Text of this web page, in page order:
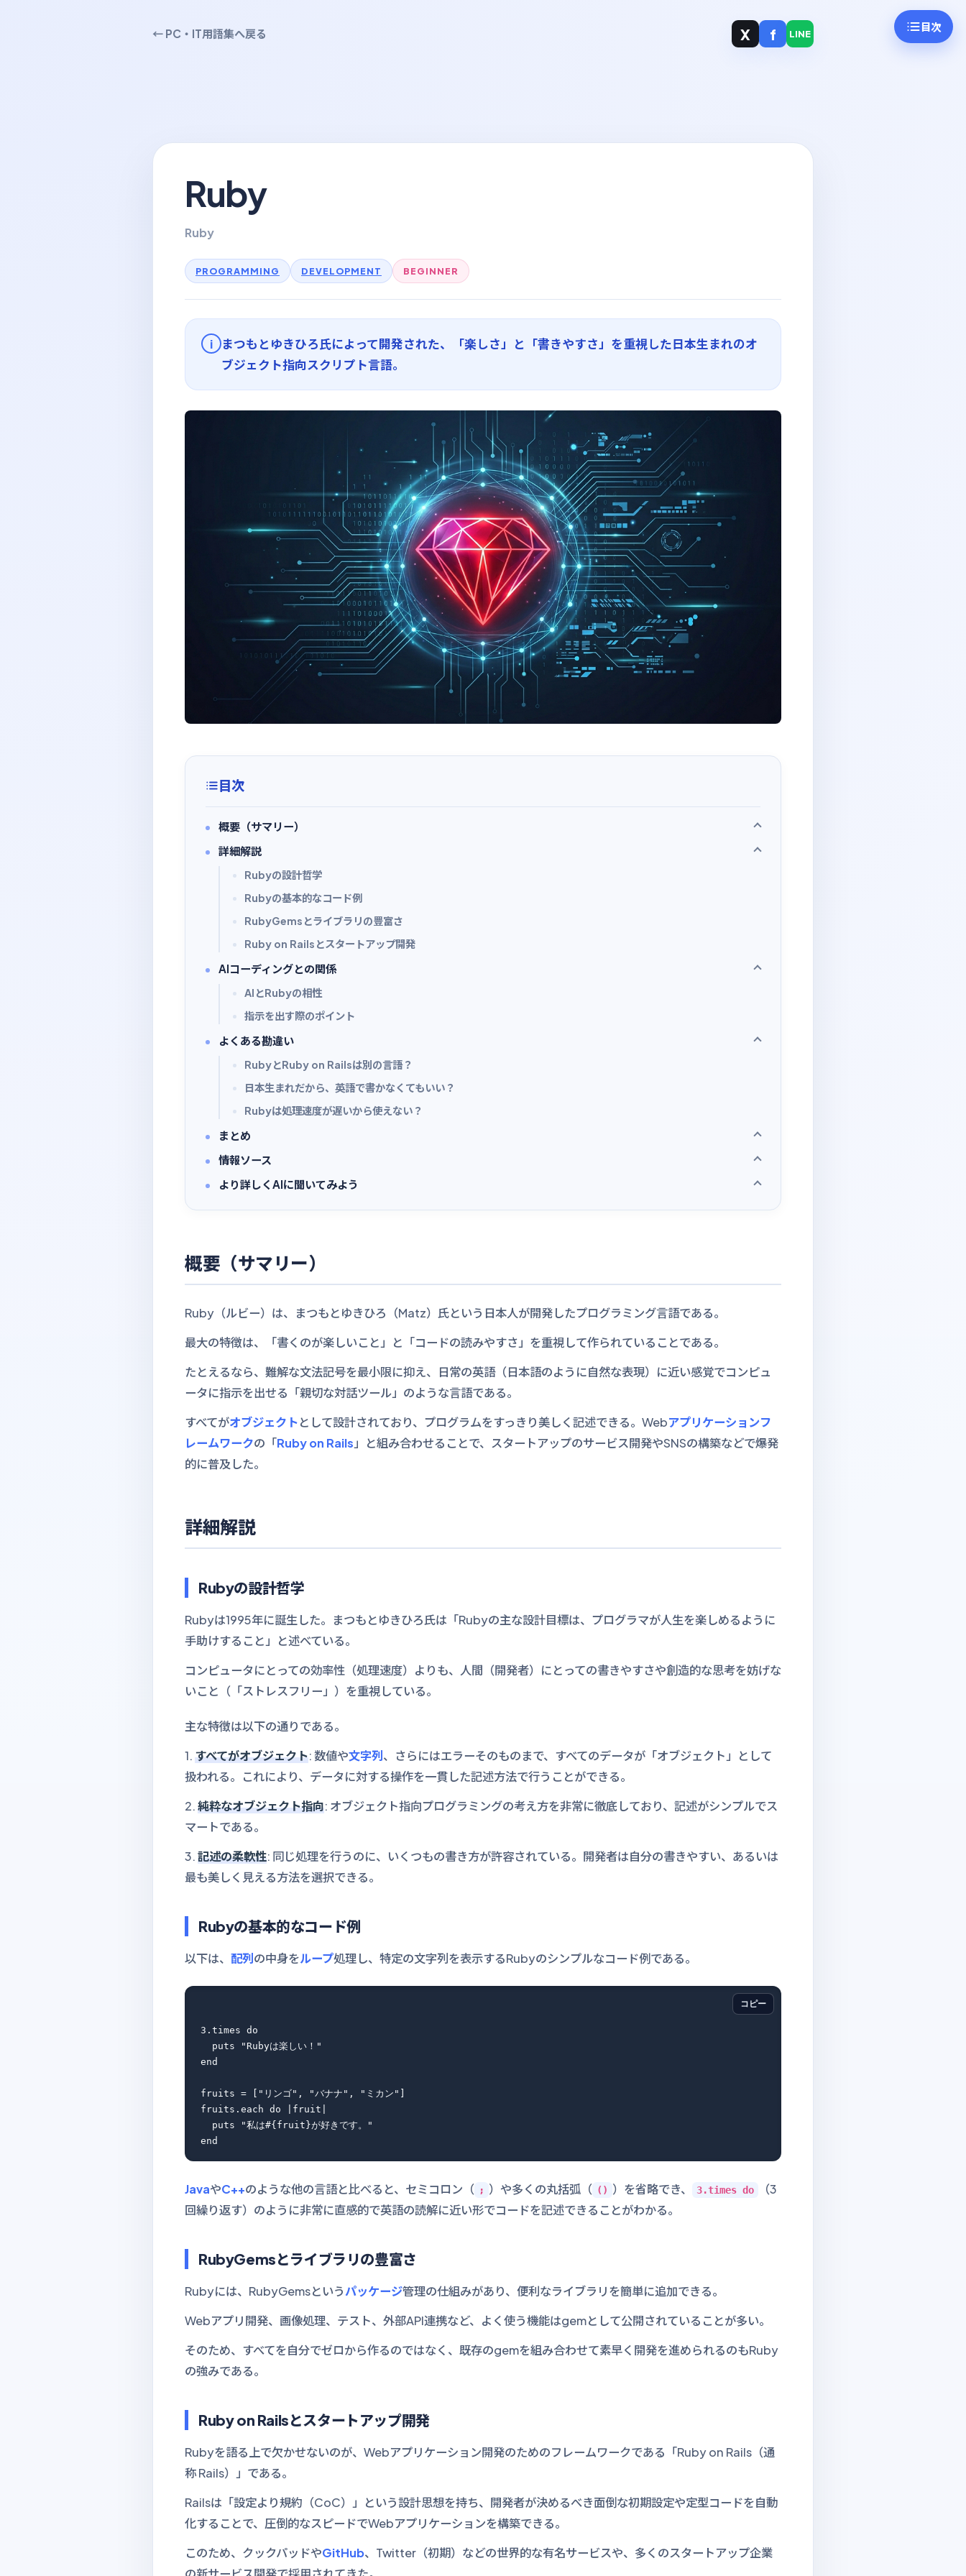
← PC・IT用語集へ戻る X f LINE
Ruby
Ruby
PROGRAMMING DEVELOPMENT BEGINNER
i
まつもとゆきひろ氏によって開発された、「楽しさ」と「書きやすさ」を重視した日本生まれのオ
ブジェクト指向スクリプト言語。
目次
概要（サマリー）
詳細解説
Rubyの設計哲学
Rubyの基本的なコード例
RubyGemsとライブラリの豊富さ
Ruby on Railsとスタートアップ開発
AIコーディングとの関係
AIとRubyの相性
指示を出す際のポイント
よくある勘違い
RubyとRuby on Railsは別の言語？
日本生まれだから、英語で書かなくてもいい？
Rubyは処理速度が遅いから使えない？
まとめ
情報ソース
より詳しくAIに聞いてみよう
概要（サマリー）
Ruby（ルビー）は、まつもとゆきひろ（Matz）氏という日本人が開発したプログラミング言語である。
最大の特徴は、「書くのが楽しいこと」と「コードの読みやすさ」を重視して作られていることである。
たとえるなら、難解な文法記号を最小限に抑え、日常の英語（日本語のように自然な表現）に近い感覚でコンピュ
ータに指示を出せる「親切な対話ツール」のような言語である。
すべてがオブジェクトとして設計されており、プログラムをすっきり美しく記述できる。Webアプリケーションフ
レームワークの「Ruby on Rails 」と組み合わせることで、スタートアップのサービス開発やSNSの構築などで爆発
的に普及した。
詳細解説
Rubyの設計哲学
Rubyは1995年に誕生した。まつもとゆきひろ氏は「Rubyの主な設計目標は、プログラマが人生を楽しめるように
手助けすること」と述べている。
コンピュータにとっての効率性（処理速度）よりも、人間（開発者）にとっての書きやすさや創造的な思考を妨げな
いこと（「ストレスフリー」）を重視している。
主な特徴は以下の通りである。
1.すべてがオブジェクト: 数値や文字列、さらにはエラーそのものまで、すべてのデータが「オブジェクト」として
扱われる。これにより、データに対する操作を一貫した記述方法で行うことができる。
2.純粋なオブジェクト指向: オブジェクト指向プログラミングの考え方を非常に徹底しており、記述がシンプルでス
マートである。
3.記述の柔軟性: 同じ処理を行うのに、いくつもの書き方が許容されている。開発者は自分の書きやすい、あるいは
最も美しく見える方法を選択できる。
Rubyの基本的なコード例
以下は、 配列の中身をループ処理し、特定の文字列を表示するRubyのシンプルなコード例である。
コピー
3.times do
  puts "Rubyは楽しい！"
end
fruits = ["リンゴ", "バナナ", "ミカン"]
fruits.each do |fruit|
  puts "私は#{fruit}が好きです。"
JavaやC++のような他の言語と比べると、セミコロン（ ; ）や多くの丸括弧（ () ）を省略でき、 3.times do
（3
回繰り返す）のように非常に直感的で英語の読解に近い形でコードを記述できることがわかる。
RubyGemsとライブラリの豊富さ
Rubyには、RubyGemsというパッケージ管理の仕組みがあり、便利なライブラリを簡単に追加できる。
Webアプリ開発、画像処理、テスト、外部API連携など、よく使う機能はgemとして公開されていることが多い。
そのため、すべてを自分でゼロから作るのではなく、既存のgemを組み合わせて素早く開発を進められるのもRuby
の強みである。
Ruby on Railsとスタートアップ開発
Rubyを語る上で欠かせないのが、Webアプリケーション開発のためのフレームワークである「Ruby on Rails（通
称 Rails）」である。
Railsは「設定より規約（CoC）」という設計思想を持ち、開発者が決めるべき面倒な初期設定や定型コードを自動
化することで、圧倒的なスピードでWebアプリケーションを構築できる。
このため、クックパッドやGitHub、Twitter（初期）などの世界的な有名サービスや、多くのスタートアップ企業
目次